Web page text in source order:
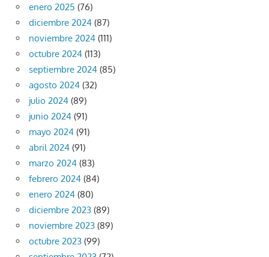
enero 2025 (76)
diciembre 2024 (87)
noviembre 2024 (111)
octubre 2024 (113)
septiembre 2024 (85)
agosto 2024 (32)
julio 2024 (89)
junio 2024 (91)
mayo 2024 (91)
abril 2024 (91)
marzo 2024 (83)
febrero 2024 (84)
enero 2024 (80)
diciembre 2023 (89)
noviembre 2023 (89)
octubre 2023 (99)